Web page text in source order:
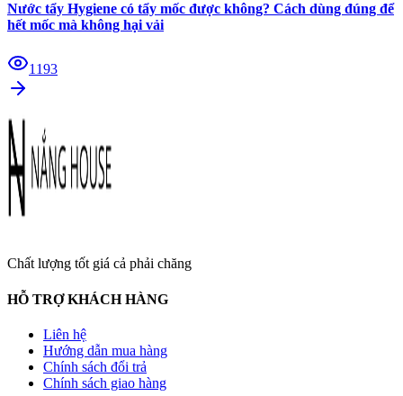
Nước tẩy Hygiene có tẩy mốc được không? Cách dùng đúng để
hết mốc mà không hại vải
1193
Chất lượng tốt giá cả phải chăng
HỖ TRỢ KHÁCH HÀNG
Liên hệ
Hướng dẫn mua hàng
Chính sách đổi trả
Chính sách giao hàng